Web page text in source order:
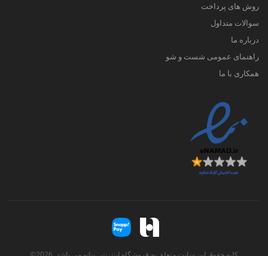
روش های پرداخت
سوالات متداول
درباره ما
راهنمای عمومی شست و شو
همکاری با ما